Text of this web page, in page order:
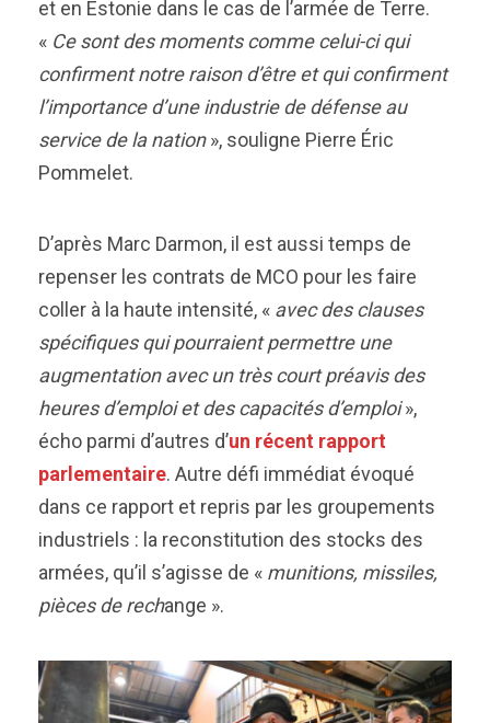
et en Estonie dans le cas de l’armée de Terre.
« Ce sont des moments comme celui-ci qui
confirment notre raison d’être et qui confirment
l’importance d’une industrie de défense au
service de la nation», souligne Pierre Éric
Pommelet.
D’après Marc Darmon, il est aussi temps de
repenser les contrats de MCO pour les faire
coller à la haute intensité, « avec des clauses
spécifiques qui pourraient permettre une
augmentation avec un très court préavis des
heures d’emploi et des capacités d’emploi»,
écho parmi d’autres d’un récent rapport
parlementaire. Autre défi immédiat évoqué
dans ce rapport et repris par les groupements
industriels : la reconstitution des stocks des
armées, qu’il s’agisse de « munitions, missiles,
pièces de rechange ».